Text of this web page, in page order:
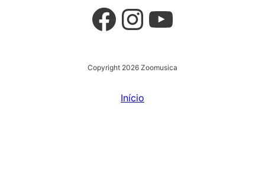
Facebook
Instagram
YouTube
Copyright 2026 Zoomusica
Início